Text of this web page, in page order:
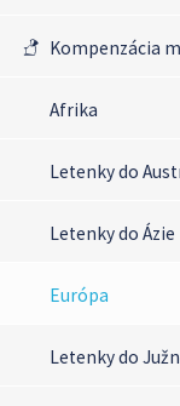
Kompenzácia
Afrika
Letenky do
Letenky do Ázie
Európa
Letenky do